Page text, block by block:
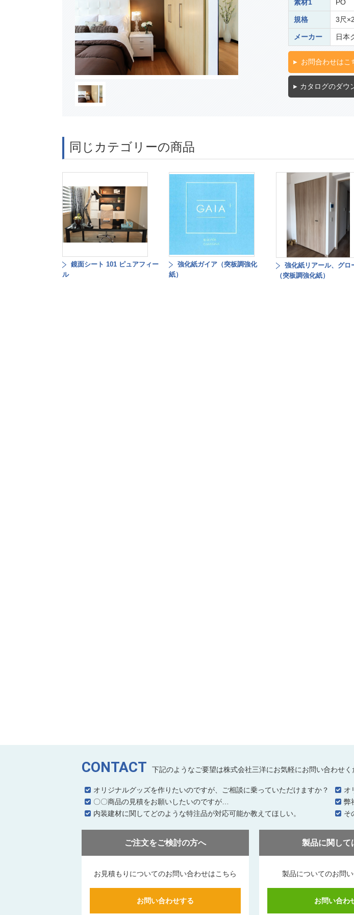
素材1 PO
規格 3尺
メーカー 日本
お問合わせはこ
カタログのダウ
同じカテゴリーの商品
鏡面シート 101 ピュアフィー
ル
強化紙ガイア（突板調強化
紙）
強化紙リアール、グロ
（突板調強化紙）
CONTACT 下記のようなご要望は株式会社三洋にお気軽にお問い合わせく
オリジナルグッズを作りたいのですが、ご相談に乗っていただけますか？
〇〇商品の見積をお願いしたいのですが…
内装建材に関してどのような特注品が対応可能か教えてほしい。
オ
弊
そ
ご注文をご検討の方へ
お見積もりについてのお問い合わせはこちら
お問い合わせする
製品に関して
製品についてのお問
お問い合わ